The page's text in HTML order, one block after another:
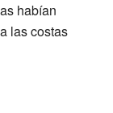
habían
las costas